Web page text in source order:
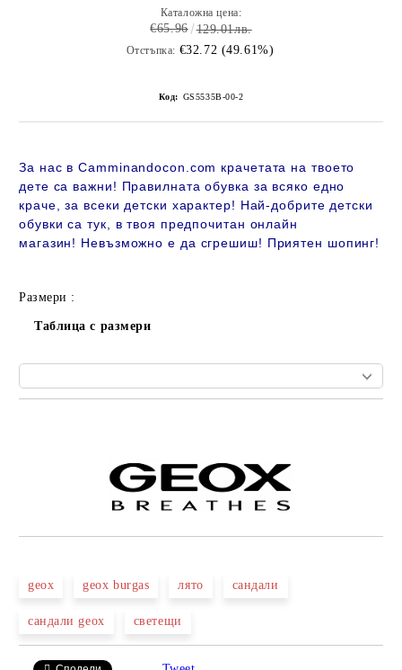
Каталожна цена:
€65.96 129.01лв.
Отстъпка: €32.72 (49.61%)
Код: GS5535B-00-2
За нас в Camminandocon.com крачетата на твоето
дете са важни! Правилната обувка за всяко едно
краче, за всеки детски характер! Най-добрите детски
обувки са тук, в твоя предпочитан онлайн
магазин! Невъзможно е да сгрешиш! Приятен шопинг!
Размери :
Таблица с размери
geox geox burgas лято сандали
сандали geox светещи